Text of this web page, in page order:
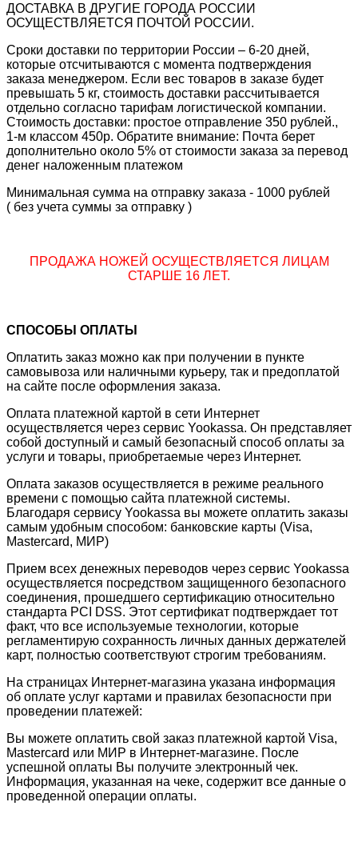
ДОСТАВКА В ДРУГИЕ ГОРОДА РОССИИ
ОСУЩЕСТВЛЯЕТСЯ ПОЧТОЙ РОССИИ.
Сроки доставки по территории России – 6-20 дней,
которые отсчитываются с момента подтверждения
заказа менеджером. Если вес товаров в заказе будет
превышать 5 кг, стоимость доставки рассчитывается
отдельно согласно тарифам логистической компании.
Стоимость доставки: простое отправление 350 рублей.,
1-м классом 450р. Обратите внимание: Почта берет
дополнительно около 5% от стоимости заказа за перевод
денег наложенным платежом
Минимальная сумма на отправку заказа - 1000 рублей
( без учета суммы за отправку )
ПРОДАЖА НОЖЕЙ ОСУЩЕСТВЛЯЕТСЯ ЛИЦАМ
СТАРШЕ 16 ЛЕТ.
СПОСОБЫ ОПЛАТЫ
Оплатить заказ можно как при получении в пункте
самовывоза или наличными курьеру, так и предоплатой
на сайте после оформления заказа.
Оплата платежной картой в сети Интернет
осуществляется через сервис Yookassa. Он представляет
собой доступный и самый безопасный способ оплаты за
услуги и товары, приобретаемые через Интернет.
Оплата заказов осуществляется в режиме реального
времени с помощью сайта платежной системы.
Благодаря сервису Yookassa вы можете оплатить заказы
самым удобным способом: банковские карты (Visa,
Mastercard, МИР)
Прием всех денежных переводов через сервис Yookassa
осуществляется посредством защищенного безопасного
соединения, прошедшего сертификацию относительно
стандарта PCI DSS. Этот сертификат подтверждает тот
факт, что все используемые технологии, которые
регламентирую сохранность личных данных держателей
карт, полностью соответствуют строгим требованиям.
На страницах Интернет-магазина указана информация
об оплате услуг картами и правилах безопасности при
проведении платежей:
Вы можете оплатить свой заказ платежной картой Visa,
Mastercard или МИР в Интернет-магазине. После
успешной оплаты Вы получите электронный чек.
Информация, указанная на чеке, содержит все данные о
проведенной операции оплаты.